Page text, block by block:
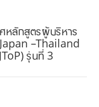
หลักสูตรผู้บริหาร
–Thailand
รุ่นที่ 3